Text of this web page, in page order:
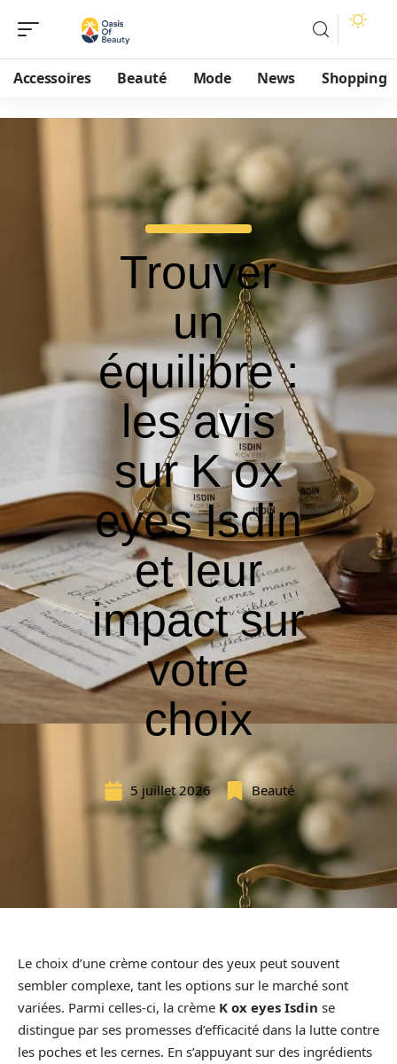
Accessoires Beauté Mode News Shopping
Trouver
un
équilibre :
les avis
sur K ox
eyes Isdin
et leur
impact sur
votre
choix
5 juillet 2026 Beauté
Le choix d’une crème contour des yeux peut souvent
sembler complexe, tant les options sur le marché sont
variées. Parmi celles-ci, la crème K ox eyes Isdin se
distingue par ses promesses d’efficacité dans la lutte contre
les poches et les cernes. En s’appuyant sur des ingrédients